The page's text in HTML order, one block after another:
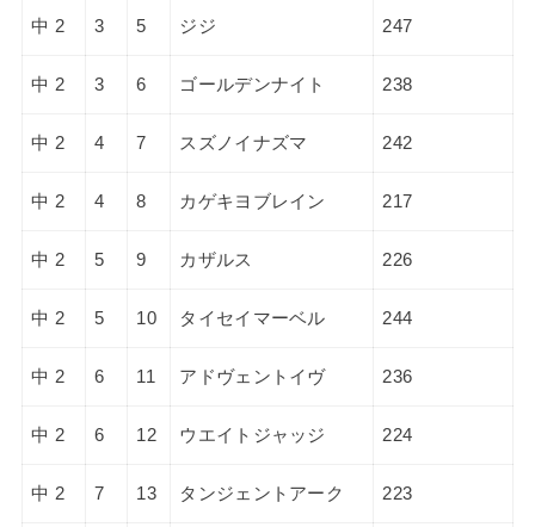
中 2 3 5 ジジ 247
中 2 3 6 ゴールデンナイト 238
中 2 4 7 スズノイナズマ 242
中 2 4 8 カゲキヨブレイン 217
中 2 5 9 カザルス 226
中 2 5 10 タイセイマーベル 244
中 2 6 11 アドヴェントイヴ 236
中 2 6 12 ウエイトジャッジ 224
中 2 7 13 タンジェントアーク 223